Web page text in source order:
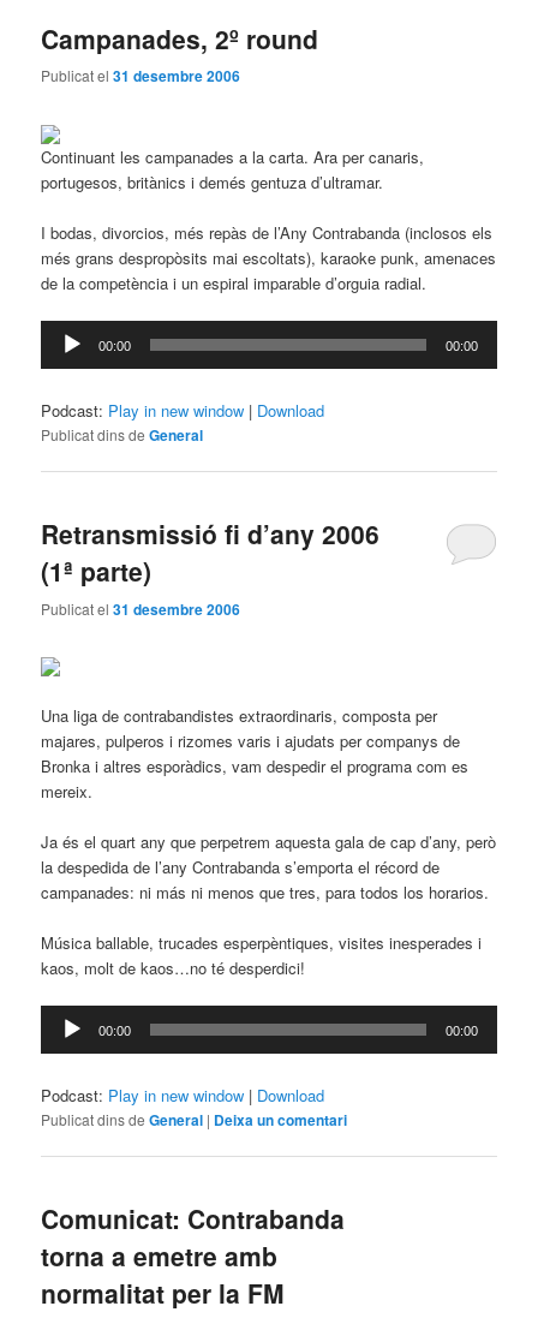
Campanades, 2º round
Publicat el31 desembre 2006
Continuant les campanades a la carta. Ara per canaris,
portugesos, britànics i demés gentuza d’ultramar.
I bodas, divorcios, més repàs de l’Any Contrabanda (inclosos els
més grans despropòsits mai escoltats), karaoke punk, amenaces
de la competència i un espiral imparable d’orguia radial.
Reproductor
d'àudio
00:00 00:00
Podcast: Play in new window | Download
Publicat dins de General
Retransmissió fi d’any 2006
(1ª parte)
Publicat el31 desembre 2006
Una liga de contrabandistes extraordinaris, composta per
majares, pulperos i rizomes varis i ajudats per companys de
Bronka i altres esporàdics, vam despedir el programa com es
mereix.
Ja és el quart any que perpetrem aquesta gala de cap d’any, però
la despedida de l’any Contrabanda s’emporta el récord de
campanades: ni más ni menos que tres, para todos los horarios.
Música ballable, trucades esperpèntiques, visites inesperades i
kaos, molt de kaos…no té desperdici!
Reproductor
d'àudio
00:00 00:00
Podcast: Play in new window | Download
Publicat dins de General | Deixa un comentari
Comunicat: Contrabanda
torna a emetre amb
normalitat per la FM